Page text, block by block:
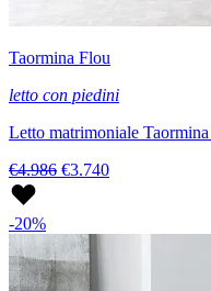
Taormina Flou
letto con piedini
Letto matrimoniale
€4.986 €3.740
-20%